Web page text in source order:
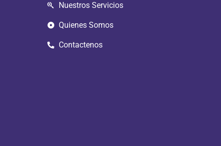
Nuestros Servicios
Quienes Somos
Contactenos